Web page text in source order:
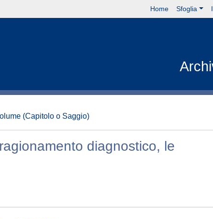
Home Sfoglia
(Capitolo o Saggio)
diagnostico, le